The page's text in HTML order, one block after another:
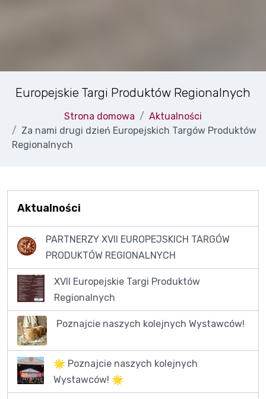
Europejskie Targi Produktów Regionalnych
Strona domowa
Aktualności
Za nami drugi dzień Europejskich Targów Produktów
Regionalnych
Aktualności
PARTNERZY XVII EUROPEJSKICH TARGÓW
PRODUKTÓW REGIONALNYCH
XVII Europejskie Targi Produktów
Regionalnych
Poznajcie naszych kolejnych Wystawców!
🌟 Poznajcie naszych kolejnych
Wystawców! 🌟